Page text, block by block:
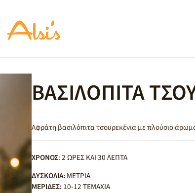
ΒΑΣΙΛΟΠΙΤΑ
Αφράτη βασιλόπιτα τσουρεκένια με πλούσιο
ΧΡΟΝΟΣ: 2 ΩΡΕΣ ΚΑΙ 30 ΛΕΠΤΑ
ΔΥΣΚΟΛΙΑ: ΜΕΤΡΙΑ
ΜΕΡΙΔΕΣ: 10-12 ΤΕΜΑΧΙΑ